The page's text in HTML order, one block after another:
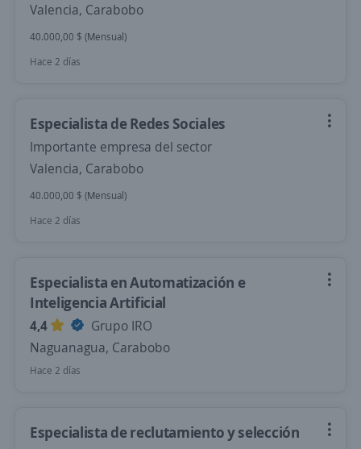
Valencia, Carabobo
40.000,00 $ (Mensual)
Hace 2 días
Especialista de Redes Sociales
Importante empresa del sector
Valencia, Carabobo
40.000,00 $ (Mensual)
Hace 2 días
Especialista en Automatización e
Inteligencia Artificial
4,4
Grupo IRO
Naguanagua, Carabobo
Hace 2 días
Especialista de reclutamiento y selección